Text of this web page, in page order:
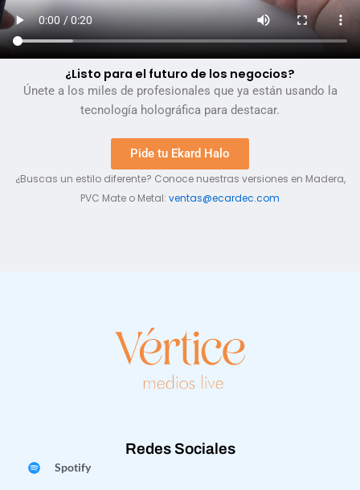
¿Listo para el futuro de los negocios?
Únete a los miles de profesionales que ya están usando la
tecnología holográfica para destacar.
Pide tu Ekard Halo
¿Buscas un estilo diferente? Conoce nuestras versiones en Madera,
PVC Mate o Metal: ventas@ecardec.com
Redes Sociales
Spotify